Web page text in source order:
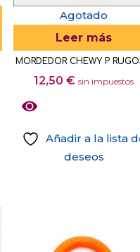
elegir
en
página
de
tiene
variantes.
Agotado
Leer más
MORDEDOR CHEWY P
12,50€ sin impuestos
Añadir a la lista
deseos